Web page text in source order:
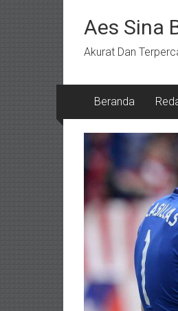
kontenAes Sina
Akurat Dan
Beranda